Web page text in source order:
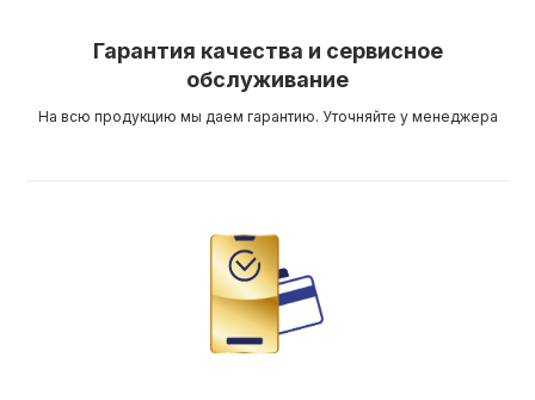
Гарантия качества и сервисное
обслуживание
На всю продукцию мы даем гарантию. Уточняйте у менеджера